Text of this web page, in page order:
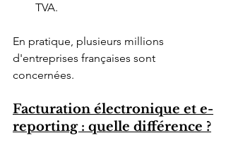
TVA.
En pratique, plusieurs millions
d'entreprises françaises sont
concernées.
Facturation électronique et e-
reporting : quelle différence ?